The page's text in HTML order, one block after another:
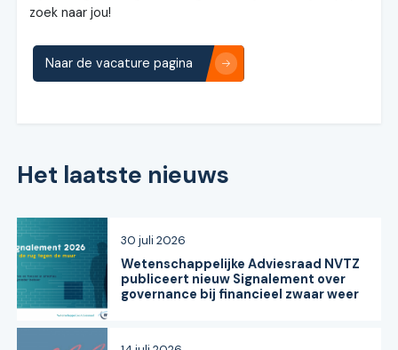
zoek naar jou!
Naar de vacature pagina
Het laatste nieuws
Wetenschappelijke Adviesraad NVTZ
publiceert nieuw Signalement over
governance bij financieel zwaar weer
30 juli 2026